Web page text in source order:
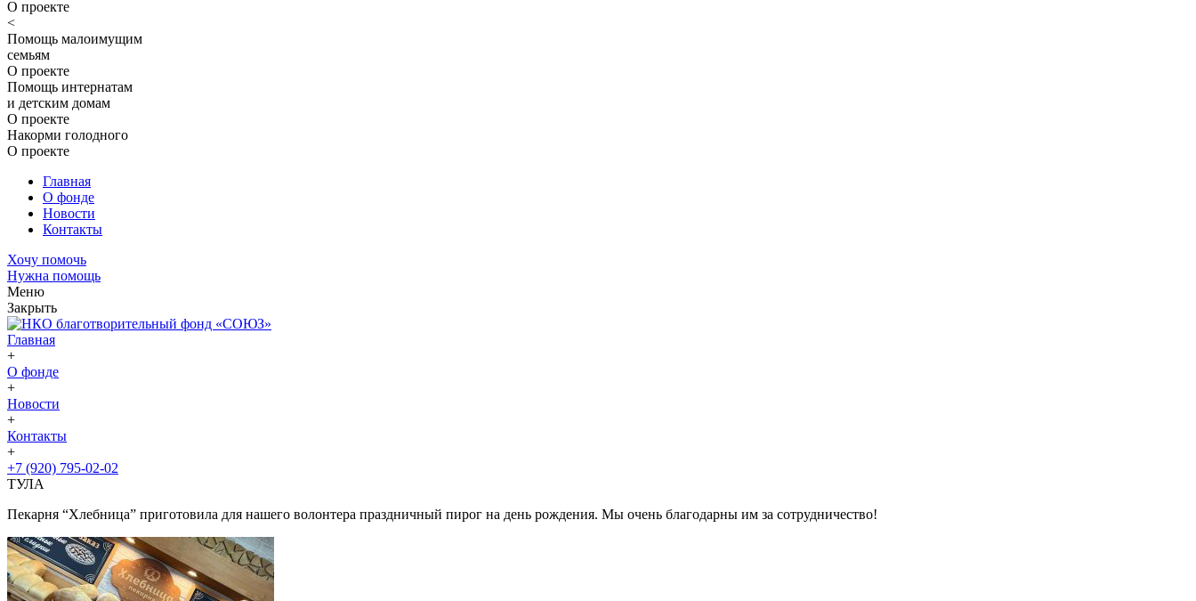
О проекте
<
Помощь малоимущим
семьям
О проекте
Помощь интернатам
и детским домам
О проекте
Накорми голодного
О проекте
Главная
О фонде
Новости
Контакты
Хочу помочь
Нужна помощь
Меню
Закрыть
Главная
+
О фонде
+
Новости
+
Контакты
+
+7 (920) 795-02-02
ТУЛА
Пекарня “Хлебница” приготовила для нашего волонтера праздничный пирог на день рождения. Мы очень благодарны им за сотрудничество!